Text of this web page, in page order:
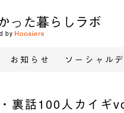
った暮らしラボ
by
お知らせ ソーシャル
裏話100人カイギ